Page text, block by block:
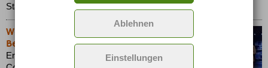
Start gehen....
Weltpremiere des VW Concept A in
Berlin
Er ist das Kind einer neuen Zeit. Sein Name.
Ablehnen
Einstellungen